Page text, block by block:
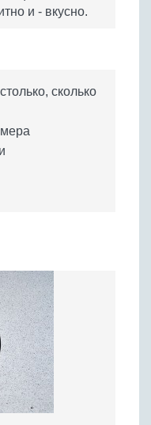
и - вкусно.
сколько